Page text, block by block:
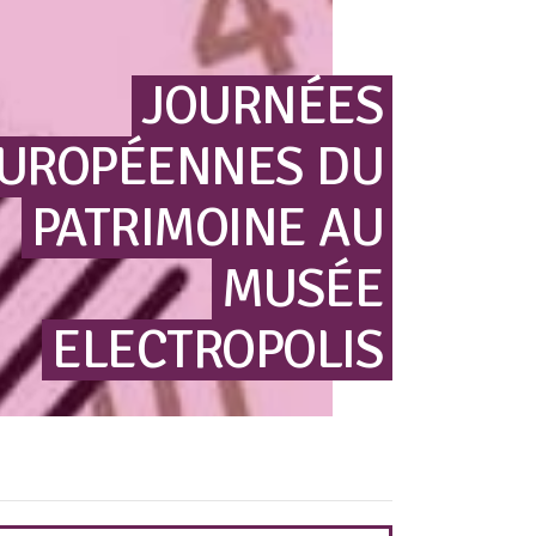
JOURNÉES
DU
PATRIMOINE AU
MUSÉE
ELECTROPOLIS